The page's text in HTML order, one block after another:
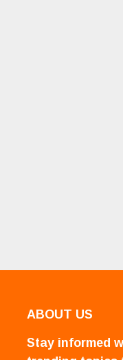
ABOUT US
Stay informed